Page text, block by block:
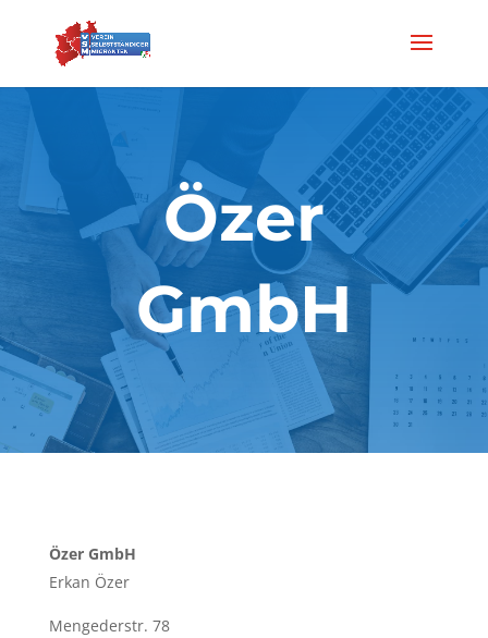
Özer
GmbH
Özer GmbH
Erkan Özer
Mengederstr. 78